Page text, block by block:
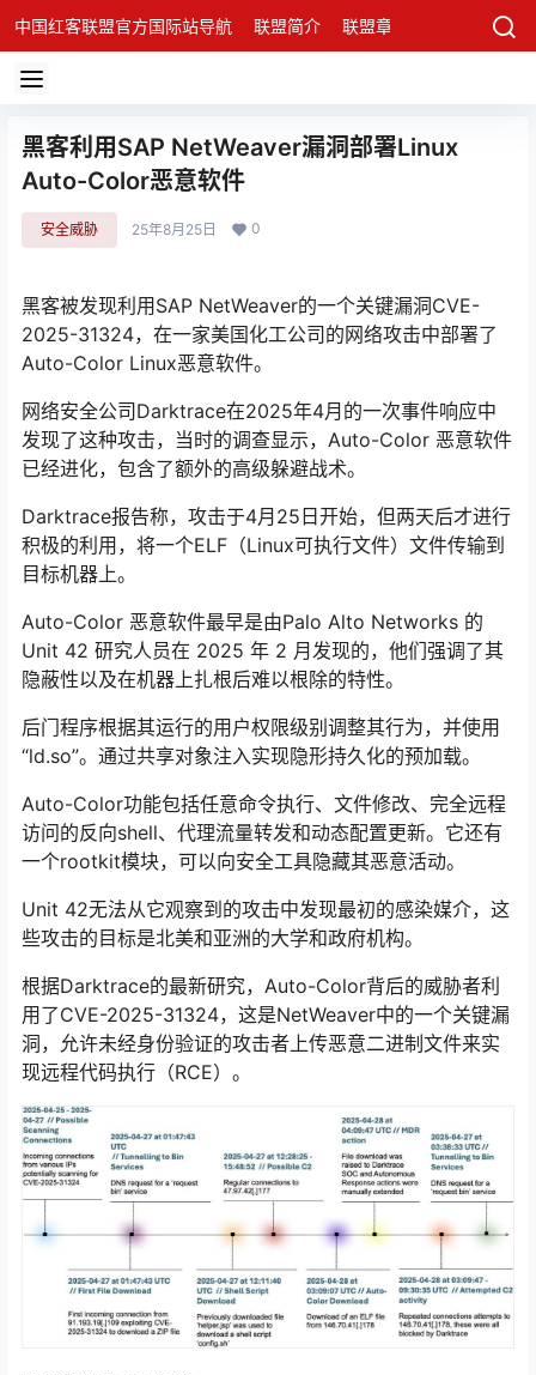
中国红客联盟官方国际站导航 联盟简介 联盟章程 联盟架构
黑客利用SAP NetWeaver漏洞部署Linux
Auto-Color恶意软件
安全威胁 25年8月25日 0
黑客被发现利用SAP NetWeaver的一个关键漏洞CVE-
2025-31324，在一家美国化工公司的网络攻击中部署了
Auto-Color Linux恶意软件。
网络安全公司Darktrace在2025年4月的一次事件响应中
发现了这种攻击，当时的调查显示，Auto-Color 恶意软件
已经进化，包含了额外的高级躲避战术。
Darktrace报告称，攻击于4月25日开始，但两天后才进行
积极的利用，将一个ELF（Linux可执行文件）文件传输到
目标机器上。
Auto-Color 恶意软件最早是由Palo Alto Networks 的
Unit 42 研究人员在 2025 年 2 月发现的，他们强调了其
隐蔽性以及在机器上扎根后难以根除的特性。
后门程序根据其运行的用户权限级别调整其行为，并使用
“ld.so”。通过共享对象注入实现隐形持久化的预加载。
Auto-Color功能包括任意命令执行、文件修改、完全远程
访问的反向shell、代理流量转发和动态配置更新。它还有
一个rootkit模块，可以向安全工具隐藏其恶意活动。
Unit 42无法从它观察到的攻击中发现最初的感染媒介，这
些攻击的目标是北美和亚洲的大学和政府机构。
根据Darktrace的最新研究，Auto-Color背后的威胁者利
用了CVE-2025-31324，这是NetWeaver中的一个关键漏
洞，允许未经身份验证的攻击者上传恶意二进制文件来实
现远程代码执行（RCE）。